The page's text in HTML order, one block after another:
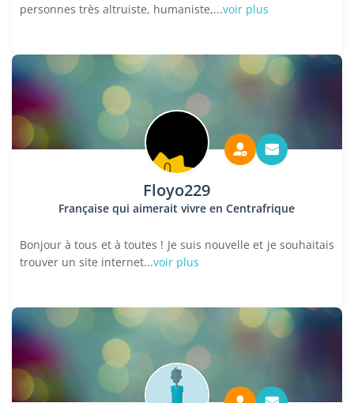
personnes très altruiste, humaniste,...voir plus
Floyo229
Française qui aimerait vivre en Centrafrique
Bonjour à tous et à toutes ! Je suis nouvelle et je souhaitais
trouver un site internet...voir plus